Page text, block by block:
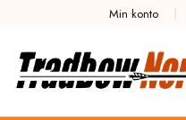
Min konto